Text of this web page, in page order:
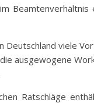
viele
ausgewogene
Ratschläge